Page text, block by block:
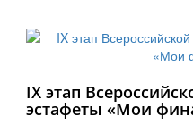
IX этап
эстафеты «Мои